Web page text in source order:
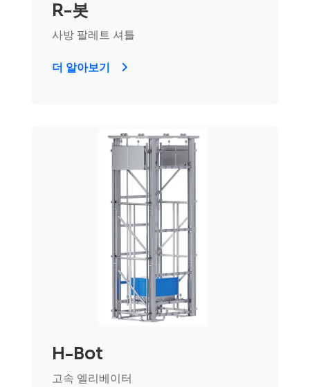
R-봇
사방 팔레트 셔틀
더 알아보기
H-Bot
고속 엘리베이터